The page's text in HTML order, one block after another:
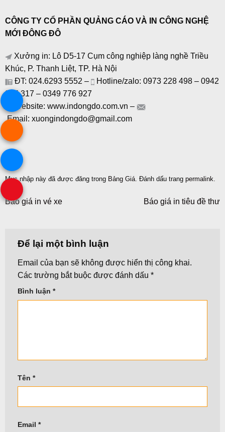
CÔNG TY CỔ PHẦN QUẢNG CÁO VÀ IN CÔNG NGHỆ
MỚI ĐÔNG ĐÔ
Xưởng in: Lô D5-17 Cụm công nghiệp làng nghề Triều
Khúc, P. Thanh Liệt, TP. Hà Nội
ĐT: 024.6293 5552 –
Hotline/zalo: 0973 228 498 – 0942
325 317 – 0349 776 927
Website: www.indongdo.com.vn –
Email: xuongindongdo@gmail.com
Mục nhập này đã được đăng trong Bảng Giá. Đánh dấu trang permalink.
Báo giá in vé xe Báo giá in tiêu đề thư
Để lại một bình luận
Email của bạn sẽ không được hiển thị công khai.
Các trường bắt buộc được đánh dấu *
Bình luận *
Tên *
Email *